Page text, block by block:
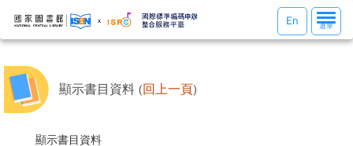
選
單
選單
En
顯示書目資料 (回上一頁)
顯示書目資料